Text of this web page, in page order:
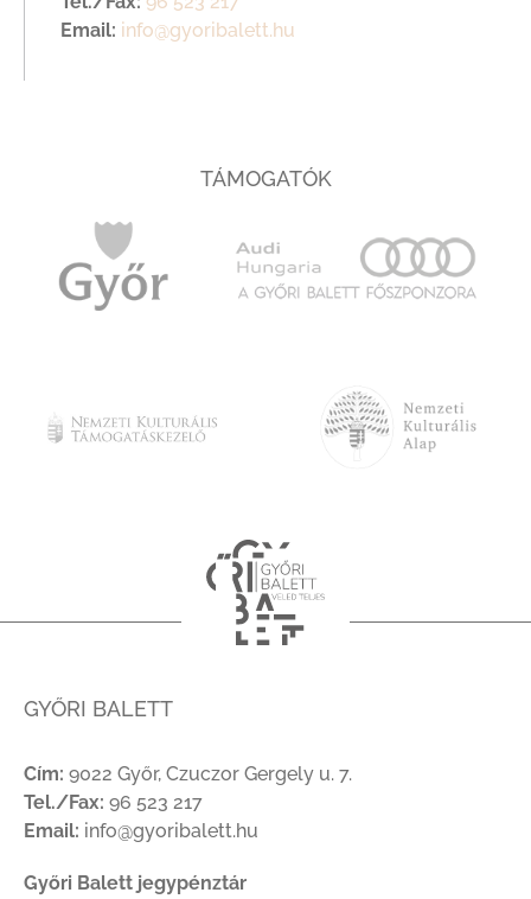
Email: info@gyoribalett.hu
TÁMOGATÓK
GYŐRI BALETT
Cím: 9022 Győr, Czuczor Gergely u. 7.
Tel./Fax: 96 523 217
Email: info@gyoribalett.hu
Győri Balett jegypénztár